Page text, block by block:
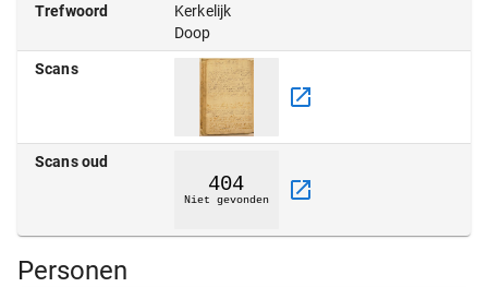
Trefwoord
Kerkelijk
Doop
Scans
Scans oud
Personen